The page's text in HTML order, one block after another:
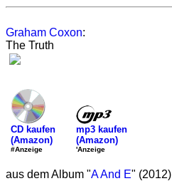
Graham Coxon:
The Truth
CD kaufen
(Amazon)
#Anzeige
mp3 kaufen
(Amazon)
'Anzeige
aus dem Album "A And E" (2012)